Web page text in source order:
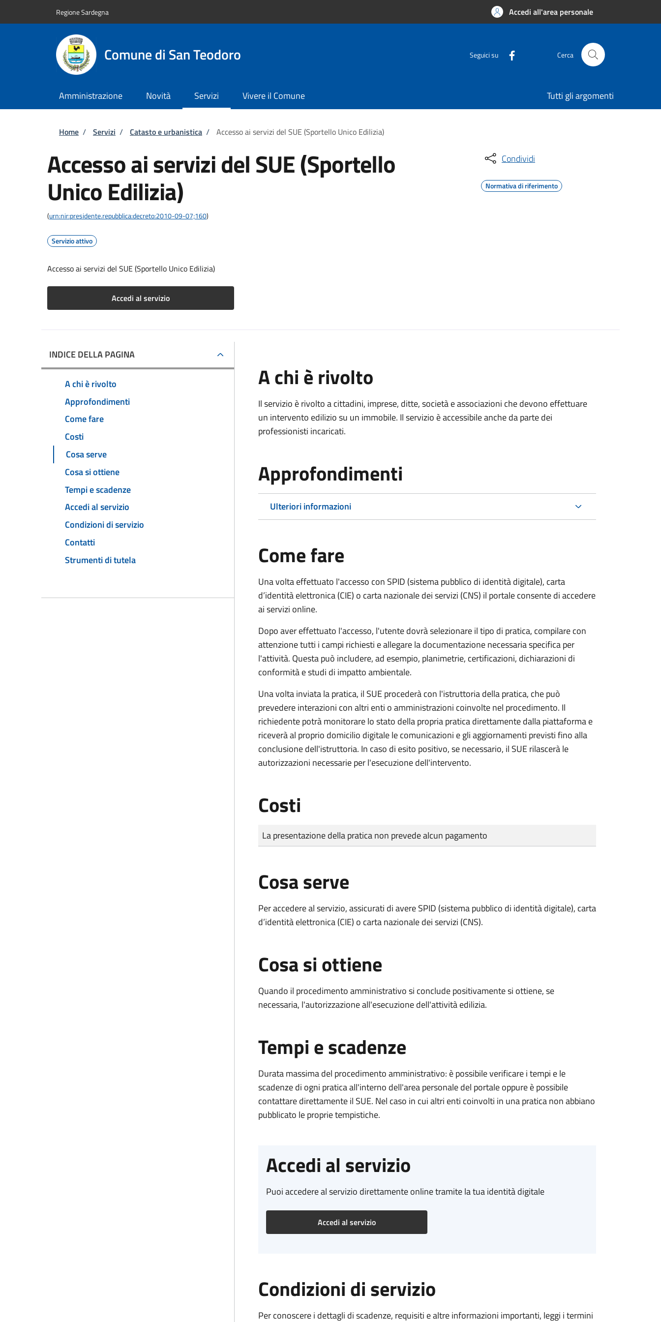
Regione Sardegna Accedi all'area personale
Comune di San Teodoro Seguici su Cerca
Amministrazione Novità Servizi Vivere il Comune Tutti gli argomenti
Briciole di pane
Home / Servizi / Catasto e urbanistica / Accesso ai servizi del SUE (Sportello Unico Edilizia)
Accesso ai servizi del SUE (Sportello
Unico Edilizia)
(urn:nir:presidente.repubblica:decreto:2010-09-07;160)
Servizio attivo
Accesso ai servizi del SUE (Sportello Unico Edilizia)
Accedi al servizio
Condividi
Normativa di riferimento
INDICE DELLA PAGINA
A chi è rivolto
Approfondimenti
Come fare
Costi
Cosa serve
Cosa si ottiene
Tempi e scadenze
Accedi al servizio
Condizioni di servizio
Contatti
Strumenti di tutela
A chi è rivolto
Il servizio è rivolto a cittadini, imprese, ditte, società e associazioni che devono effettuare
un intervento edilizio su un immobile. Il servizio è accessibile anche da parte dei
professionisti incaricati.
Approfondimenti
Ulteriori informazioni
Come fare
Una volta effettuato l'accesso con SPID (sistema pubblico di identità digitale), carta
d’identità elettronica (CIE) o carta nazionale dei servizi (CNS) il portale consente di accedere
ai servizi online.
Dopo aver effettuato l'accesso, l'utente dovrà selezionare il tipo di pratica, compilare con
attenzione tutti i campi richiesti e allegare la documentazione necessaria specifica per
l'attività. Questa può includere, ad esempio, planimetrie, certificazioni, dichiarazioni di
conformità e studi di impatto ambientale.
Una volta inviata la pratica, il SUE procederà con l'istruttoria della pratica, che può
prevedere interazioni con altri enti o amministrazioni coinvolte nel procedimento. Il
richiedente potrà monitorare lo stato della propria pratica direttamente dalla piattaforma e
riceverà al proprio domicilio digitale le comunicazioni e gli aggiornamenti previsti fino alla
conclusione dell'istruttoria. In caso di esito positivo, se necessario, il SUE rilascerà le
autorizzazioni necessarie per l'esecuzione dell'intervento.
Costi
Tipo di pagamento
Importo
La presentazione della pratica non prevede alcun pagamento
Cosa serve
Per accedere al servizio, assicurati di avere SPID (sistema pubblico di identità digitale), carta
d’identità elettronica (CIE) o carta nazionale dei servizi (CNS).
Cosa si ottiene
Quando il procedimento amministrativo si conclude positivamente si ottiene, se
necessaria, l'autorizzazione all'esecuzione dell'attività edilizia.
Tempi e scadenze
Durata massima del procedimento amministrativo: è possibile verificare i tempi e le
scadenze di ogni pratica all'interno dell'area personale del portale oppure è possibile
contattare direttamente il SUE. Nel caso in cui altri enti coinvolti in una pratica non abbiano
pubblicato le proprie tempistiche.
Accedi al servizio
Puoi accedere al servizio direttamente online tramite la tua identità digitale
Accedi al servizio
Condizioni di servizio
Per conoscere i dettagli di scadenze, requisiti e altre informazioni importanti, leggi i termini